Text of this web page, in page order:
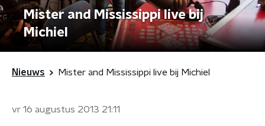
Mister and Mississippi live bij
Michiel
Nieuws Mister and Mississippi live bij Michiel
vr 16 augustus 2013 21:11